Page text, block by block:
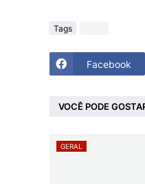
Tags
Facebook
VOCÊ PODE
GERAL